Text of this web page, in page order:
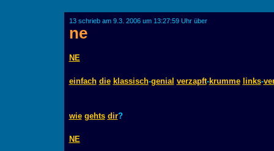
13 schrieb am 9.3. 2006 um 13:27:59 Uhr über
ne
NE
einfach die klassisch-genial verzapft-krumme links-
wie gehts dir?
NE